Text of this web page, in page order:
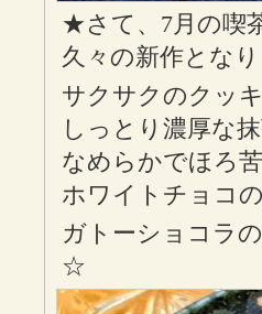
★さて、7月の喫
久々の新作とな
サクサクのクッ
しっとり濃厚な
なめらかでほろ
ホワイトチョコ
ガトーショコラ
☆